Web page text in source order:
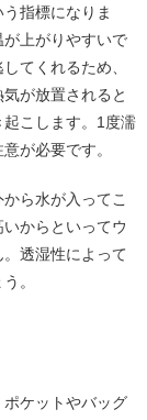
指標になりま
上がりやすいで
てくれるため、
が放置されると
こします。1度濡
が必要です。
ら水が入ってこ
からといってウ
透湿性によって
。
ケットやバッグ